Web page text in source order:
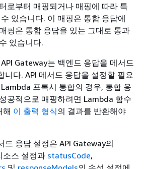
로부터 매핑되거나 매핑에 따라 특
있습니다. 이 매핑은 통합 응답에
핑은 통합 응답을 있는 그대로 통과
있습니다.
Gateway는 백엔드 응답을 메서드
니다. API 메서드 응답을 설정할 필요
프록시 통합의 경우, 통합 응
공적으로 매핑하려면 Lambda 함수
해 이 출력 형식의 결과를 반환해야
드 응답 설정은 API Gateway의
소스 설정과 statusCode,